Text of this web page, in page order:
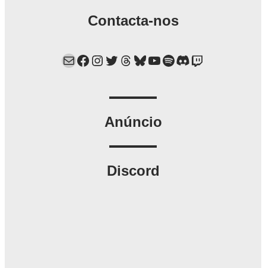
Contacta-nos
Mail Facebook Instagram Twitter Threads Bluesky YouTube Spotify Discord Twitch
Anúncio
Discord